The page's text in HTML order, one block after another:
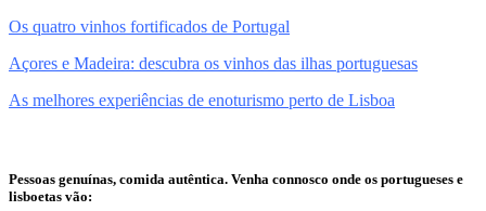
Os quatro vinhos fortificados de Portugal
Açores e Madeira: descubra os vinhos das ilhas portuguesas
As melhores experiências de enoturismo perto de Lisboa
Pessoas genuínas, comida autêntica. Venha connosco onde os portugueses e
lisboetas vão: